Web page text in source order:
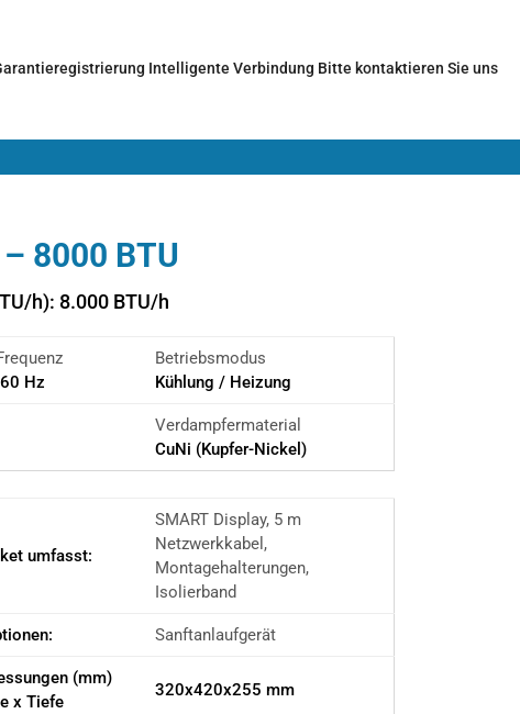
Intelligente Verbindung Bitte kontaktieren Sie uns
– 8000 BTU
h): 8.000 BTU/h
Hz
Betriebsmodus
Kühlung / Heizung
Verdampfermaterial
CuNi (Kupfer-Nickel)
umfasst:
SMART Display, 5 m
Netzwerkkabel,
Montagehalterungen,
Isolierband
Sanftanlaufgerät
(mm)
x Tiefe
320x420x255 mm